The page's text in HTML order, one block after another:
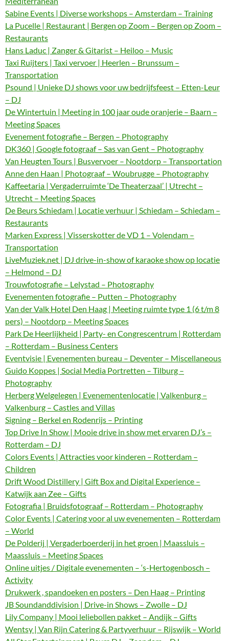
Sabine Events | Diverse workshops – Amsterdam – Training
La Pucelle | Restaurant | Bergen op Zoom – Bergen op Zoom –
Restaurants
Hans Laduc | Zanger & Gitarist – Heiloo – Music
Taxi Ruijters | Taxi vervoer | Heerlen – Brunssum –
Transportation
Psound | Unieke DJ shows voor uw bedrijfsfeest – Etten-Leur
– DJ
De Wintertuin | Meeting in 100 jaar oude oranjerie – Baarn –
Meeting Spaces
Evenement fotografie – Bergen – Photography
DK360 | Google fotograaf – Sas van Gent – Photography
Van Heugten Tours | Busvervoer – Nootdorp – Transportation
Anne den Haan | Photograaf – Woubrugge – Photography
Kaffeetaria | Vergaderruimte ‘De Theaterzaal’ | Utrecht –
Utrecht – Meeting Spaces
De Beurs Schiedam | Locatie verhuur | Schiedam – Schiedam –
Restaurants
Marken Express | Visserskotter de VD 1 – Volendam –
Transportation
LiveMuziek.net | DJ drive-in-show of karaoke show op locatie
– Helmond – DJ
Trouwfotografie – Lelystad – Photography
Evenementen fotografie – Putten – Photography
Van der Valk Hotel Den Haag | Meeting ruimte type 1 (6 t/m 8
pers) – Nootdorp – Meeting Spaces
Park De Heerlijkheid | Party- en Congrescentrum | Rotterdam
– Rotterdam – Business Centers
Eventvisie | Evenementen bureau – Deventer – Miscellaneous
Guido Koppes | Social Media Portretten – Tilburg –
Photography
Herberg Welgelegen | Evenementenlocatie | Valkenburg –
Valkenburg – Castles and Villas
Signing – Berkel en Rodenrijs – Printing
Top Drive In Show | Mooie drive in show met ervaren DJ’s –
Rotterdam – DJ
Colors Events | Attracties voor kinderen – Rotterdam –
Children
Drift Wood Distillery | Gift Box and Digital Experience –
Katwijk aan Zee – Gifts
Fotografia | Bruidsfotograaf – Rotterdam – Photography
Color Events | Catering voor al uw evenementen – Rotterdam
– World
De Polderij | Vergaderboerderij in het groen | Maassluis –
Maassluis – Meeting Spaces
Online uitjes / Digitale evenementen – ‘s-Hertogenbosch –
Activity
Drukwerk , spandoeken en posters – Den Haag – Printing
JB Soundanddivision | Drive-in Shows – Zwolle – DJ
Lily Company | Mooi leliebollen pakket – Andijk – Gifts
Wentsy | Van Rijn Catering & Partyverhuur – Rijswijk – World